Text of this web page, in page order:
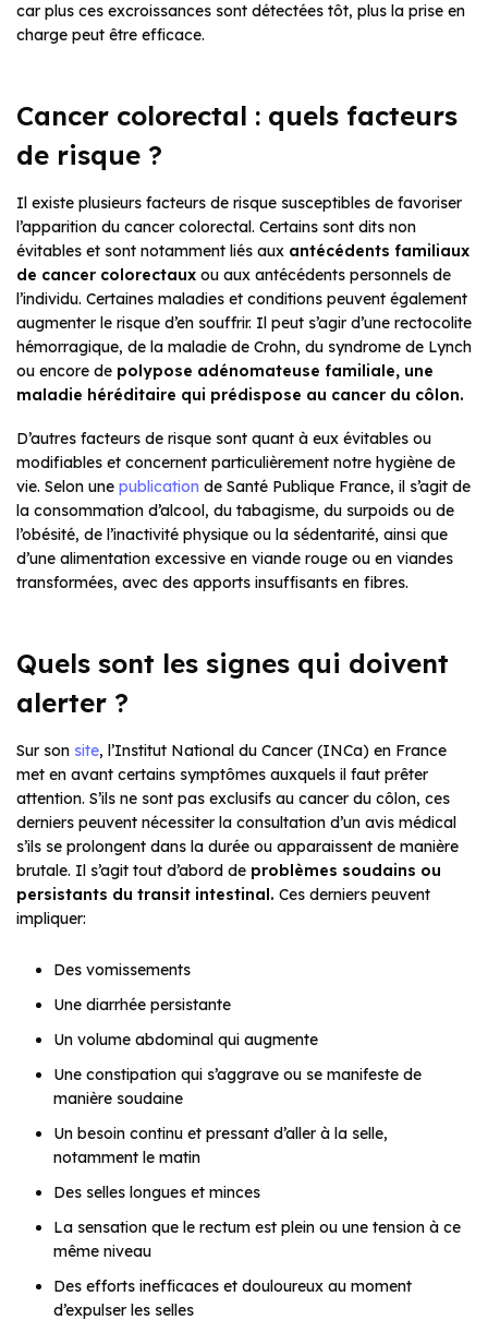
car plus ces excroissances sont détectées tôt, plus la prise en
charge peut être efficace.
Cancer colorectal : quels facteurs
de risque ?
Il existe plusieurs facteurs de risque susceptibles de favoriser
l’apparition du cancer colorectal. Certains sont dits non
évitables et sont notamment liés aux antécédents familiaux
de cancer colorectaux ou aux antécédents personnels de
l’individu. Certaines maladies et conditions peuvent également
augmenter le risque d’en souffrir. Il peut s’agir d’une rectocolite
hémorragique, de la maladie de Crohn, du syndrome de Lynch
ou encore de polypose adénomateuse familiale, une
maladie héréditaire qui prédispose au cancer du côlon.
D’autres facteurs de risque sont quant à eux évitables ou
modifiables et concernent particulièrement notre hygiène de
vie. Selon une publication de Santé Publique France, il s’agit de
la consommation d’alcool, du tabagisme, du surpoids ou de
l’obésité, de l’inactivité physique ou la sédentarité, ainsi que
d’une alimentation excessive en viande rouge ou en viandes
transformées, avec des apports insuffisants en fibres.
Quels sont les signes qui doivent
alerter ?
Sur son site, l’Institut National du Cancer (INCa) en France
met en avant certains symptômes auxquels il faut prêter
attention. S’ils ne sont pas exclusifs au cancer du côlon, ces
derniers peuvent nécessiter la consultation d’un avis médical
s’ils se prolongent dans la durée ou apparaissent de manière
brutale. Il s’agit tout d’abord de problèmes soudains ou
persistants du transit intestinal. Ces derniers peuvent
impliquer:
Des vomissements
Une diarrhée persistante
Un volume abdominal qui augmente
Une constipation qui s’aggrave ou se manifeste de
manière soudaine
Un besoin continu et pressant d’aller à la selle,
notamment le matin
Des selles longues et minces
La sensation que le rectum est plein ou une tension à ce
même niveau
Des efforts inefficaces et douloureux au moment
d’expulser les selles